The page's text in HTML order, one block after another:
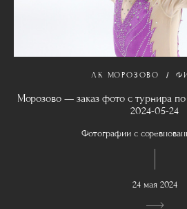
ЛК МОРОЗОВО
Морозово — заказ фото с турнира
2024-05-24
Фотографии с
24 мая 2024